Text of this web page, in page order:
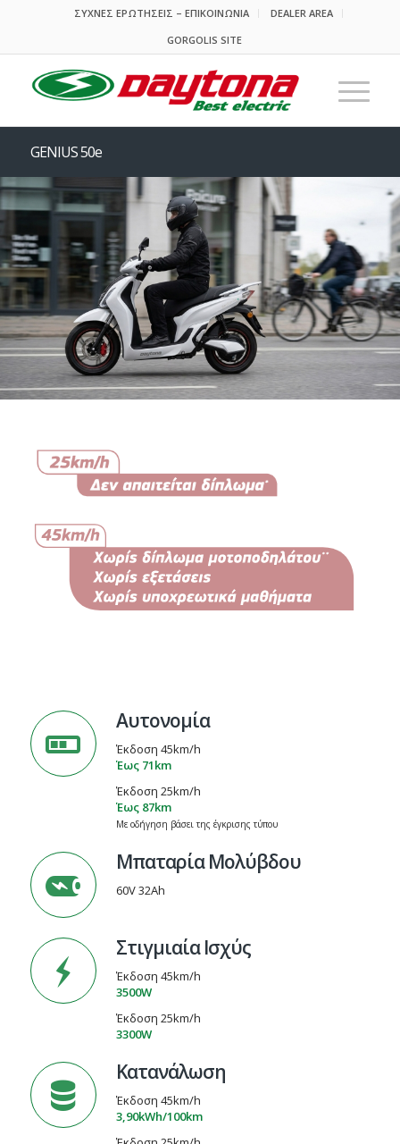
ΣΥΧΝΕΣ ΕΡΩΤΗΣΕΙΣ – ΕΠΙΚΟΙΝΩΝΙΑ
DEALER AREA
GORGOLIS SITE
GENIUS 50e
Αυτονομία
Έκδοση 45km/h
Έως 71km
Έκδοση 25km/h
Έως 87km
Με οδήγηση βάσει της έγκρισης τύπου
Μπαταρία Μολύβδου
60V 32Ah
Στιγμιαία Ισχύς
Έκδοση 45km/h
3500W
Έκδοση 25km/h
3300W
Κατανάλωση
Έκδοση 45km/h
3,90kWh/100km